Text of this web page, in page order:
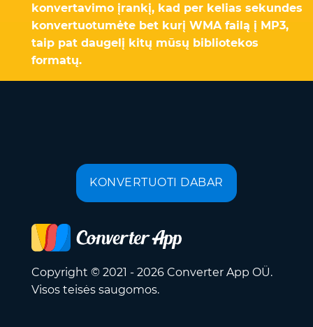
konvertavimo įrankį, kad per kelias sekundes
konvertuotumėte bet kurį WMA failą į MP3,
taip pat daugelį kitų mūsų bibliotekos
formatų.
KONVERTUOTI DABAR
Copyright © 2021 - 2026 Converter App OÜ.
Visos teisės saugomos.